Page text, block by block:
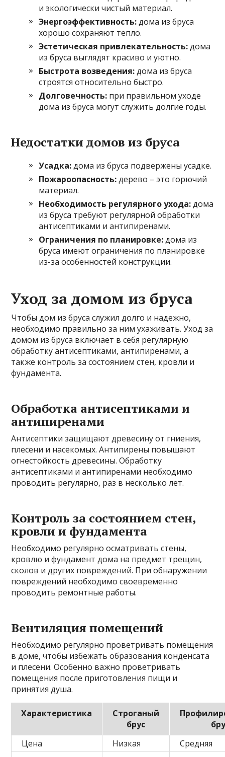
и экологически чистый материал.
Энергоэффективность:дома из бруса
хорошо сохраняют тепло.
Эстетическая привлекательность:дома
из бруса выглядят красиво и уютно.
Быстрота возведения:дома из бруса
строятся относительно быстро.
Долговечность: при правильном уходе
дома из бруса могут служить долгие годы.
Недостатки домов из бруса
Усадка:дома из бруса подвержены усадке.
Пожароопасность:дерево – это горючий
материал.
Необходимость регулярного ухода:дома
из бруса требуют регулярной обработки
антисептиками и антипиренами.
Ограничения по планировке:дома из
бруса имеют ограничения по планировке
из-за особенностей конструкции.
Уход за домом из бруса
Чтобы дом из бруса служил долго и надежно,
необходимо правильно за ним ухаживать. Уход за
домом из бруса включает в себя регулярную
обработку антисептиками, антипиренами, а
также контроль за состоянием стен, кровли и
фундамента.
Обработка антисептиками и
антипиренами
Антисептики защищают древесину от гниения,
плесени и насекомых. Антипирены повышают
огнестойкость древесины. Обработку
антисептиками и антипиренами необходимо
проводить регулярно, раз в несколько лет.
Контроль за состоянием стен,
кровли и фундамента
Необходимо регулярно осматривать стены,
кровлю и фундамент дома на предмет трещин,
сколов и других повреждений. При обнаружении
повреждений необходимо своевременно
проводить ремонтные работы.
Вентиляция помещений
Необходимо регулярно проветривать помещения
в доме, чтобы избежать образования конденсата
и плесени. Особенно важно проветривать
помещения после приготовления пищи и
принятия душа.
Характеристика
Строганый
брус
Цена
Низкая
Средняя